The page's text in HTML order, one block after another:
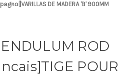
DE MADERA 'B' 900MM
ROD
POUR